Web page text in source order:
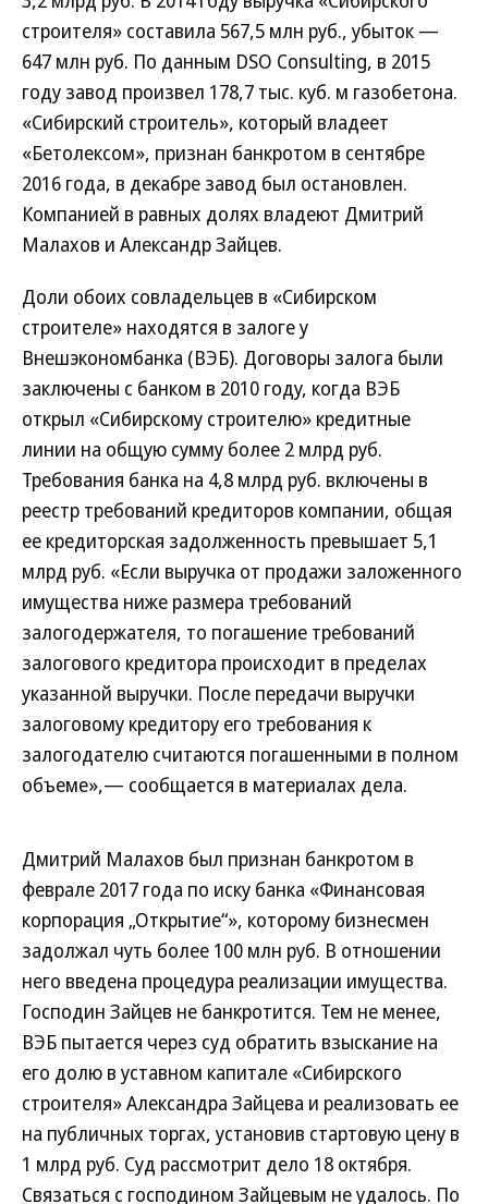
строителя» составила 567,5 млн руб., убыток —
647 млн руб. По данным DSO Consulting, в 2015
году завод произвел 178,7 тыс. куб. м газобетона.
«Сибирский строитель», который владеет
«Бетолексом», признан банкротом в сентябре
2016 года, в декабре завод был остановлен.
Компанией в равных долях владеют Дмитрий
Малахов и Александр Зайцев.
Доли обоих совладельцев в «Сибирском
строителе» находятся в залоге у
Внешэкономбанка (ВЭБ). Договоры залога были
заключены с банком в 2010 году, когда ВЭБ
открыл «Сибирскому строителю» кредитные
линии на общую сумму более 2 млрд руб.
Требования банка на 4,8 млрд руб. включены в
реестр требований кредиторов компании, общая
ее кредиторская задолженность превышает 5,1
млрд руб. «Если выручка от продажи заложенного
имущества ниже размера требований
залогодержателя, то погашение требований
залогового кредитора происходит в пределах
указанной выручки. После передачи выручки
залоговому кредитору его требования к
залогодателю считаются погашенными в полном
объеме»,— сообщается в материалах дела.
Дмитрий Малахов был признан банкротом в
феврале 2017 года по иску банка «Финансовая
корпорация „Открытие“», которому бизнесмен
задолжал чуть более 100 млн руб. В отношении
него введена процедура реализации имущества.
Господин Зайцев не банкротится. Тем не менее,
ВЭБ пытается через суд обратить взыскание на
его долю в уставном капитале «Сибирского
строителя» Александра Зайцева и реализовать ее
на публичных торгах, установив стартовую цену в
1 млрд руб. Суд рассмотрит дело 18 октября.
Связаться с господином Зайцевым не удалось. По